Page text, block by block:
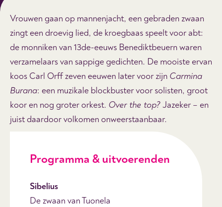
Vrouwen gaan op mannenjacht, een gebraden zwaan
zingt een droevig lied, de kroegbaas speelt voor abt:
de monniken van 13de-eeuws Benediktbeuern waren
verzamelaars van sappige gedichten. De mooiste ervan
koos Carl Orff zeven eeuwen later voor zijn Carmina
Burana: een muzikale blockbuster voor solisten, groot
koor en nog groter orkest. Over the top?Jazeker – en
juist daardoor volkomen onweerstaanbaar.
Programma & uitvoerenden
Sibelius
De zwaan van Tuonela